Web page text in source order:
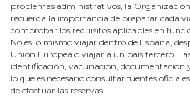
problemas administrativos, la
recuerda la importancia de preparar cada
comprobar los requisitos aplicables en
No es lo mismo viajar dentro de España,
Unión Europea o viajar a un país tercero.
identificación, vacunación, documentación
lo que es necesario consultar fuentes
de efectuar las reservas.